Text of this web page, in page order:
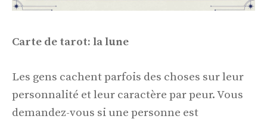
Carte de tarot: la lune
Les gens cachent parfois des choses sur leur
personnalité et leur caractère par peur. Vous
demandez-vous si une personne est